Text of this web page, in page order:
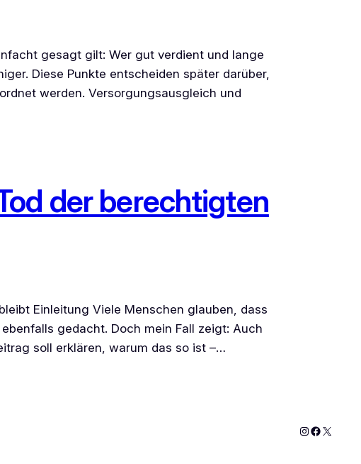
gesagt gilt: Wer gut verdient und lange
Diese Punkte entscheiden später darüber,
werden. Versorgungsausgleich und
der berechtigten
Einleitung Viele Menschen glauben, dass
gedacht. Doch mein Fall zeigt: Auch
soll erklären, warum das so ist –…
Instagram
X